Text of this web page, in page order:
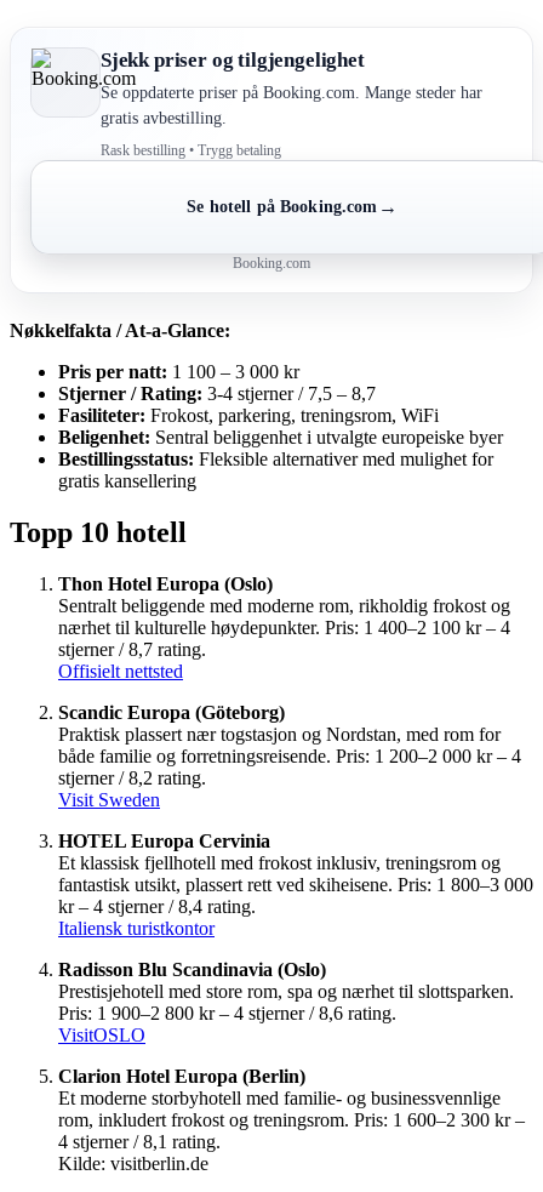
Sjekk priser og tilgjengelighet
Se oppdaterte priser på Booking.com. Mange steder har
gratis avbestilling.
Rask bestilling • Trygg betaling
Se hotell på Booking.com →
Booking.com
Nøkkelfakta / At-a-Glance:
Pris per natt: 1 100 – 3 000 kr
Stjerner / Rating: 3-4 stjerner / 7,5 – 8,7
Fasiliteter: Frokost, parkering, treningsrom, WiFi
Beligenhet: Sentral beliggenhet i utvalgte europeiske byer
Bestillingsstatus: Fleksible alternativer med mulighet for
gratis kansellering
Topp 10 hotell
Thon Hotel Europa (Oslo)
Sentralt beliggende med moderne rom, rikholdig frokost og
nærhet til kulturelle høydepunkter. Pris: 1 400–2 100 kr – 4
stjerner / 8,7 rating.
Offisielt nettsted
Scandic Europa (Göteborg)
Praktisk plassert nær togstasjon og Nordstan, med rom for
både familie og forretningsreisende. Pris: 1 200–2 000 kr – 4
stjerner / 8,2 rating.
Visit Sweden
HOTEL Europa Cervinia
Et klassisk fjellhotell med frokost inklusiv, treningsrom og
fantastisk utsikt, plassert rett ved skiheisene. Pris: 1 800–3 000
kr – 4 stjerner / 8,4 rating.
Italiensk turistkontor
Radisson Blu Scandinavia (Oslo)
Prestisjehotell med store rom, spa og nærhet til slottsparken.
Pris: 1 900–2 800 kr – 4 stjerner / 8,6 rating.
VisitOSLO
Clarion Hotel Europa (Berlin)
Et moderne storbyhotell med familie- og businessvennlige
rom, inkludert frokost og treningsrom. Pris: 1 600–2 300 kr –
4 stjerner / 8,1 rating.
Kilde: visitberlin.de